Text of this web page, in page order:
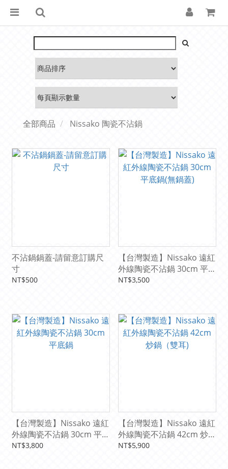
全部商品 Nissako 陶瓷不沾鍋
不沾鍋鍋蓋-請留意訂購尺
寸
NT$500
【台灣製造】Nissako 遠紅
外線陶瓷不沾鍋 30cm 平底
鍋(無鍋蓋)
NT$3,500
【台灣製造】Nissako 遠紅
外線陶瓷不沾鍋 30cm 平底
鍋
NT$3,800
【台灣製造】Nissako 遠紅
外線陶瓷不沾鍋 42cm 炒鍋
（雙耳)
NT$5,900